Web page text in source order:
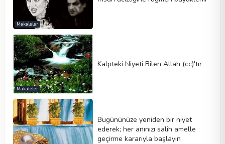
Makaleler
Makaleler
Kalpteki Niyeti Bilen Allah (cc)'tır
Bugününüze yeniden bir niyet
ederek; her anınızı salih amelle
geçirme kararıyla başlayın